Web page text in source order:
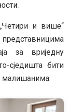
и више“
за вриједну
сједишта бити
малишанима.